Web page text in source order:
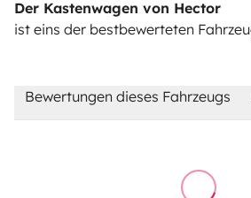
Der Kastenwagen von Hector
ist eins der bestbewerteten
Bewertungen dieses Fahrzeugs